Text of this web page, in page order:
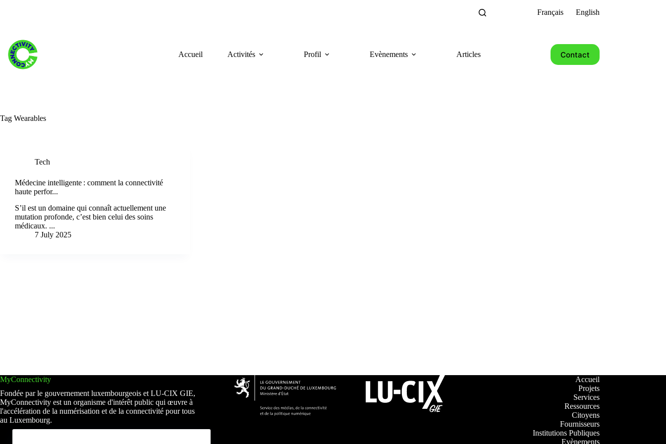
Français English
Accueil Activités Profil Evènements Articles Contact
Tag Wearables
Tech
Médecine intelligente : comment la connectivité
haute perfor...
S’il est un domaine qui connaît actuellement une
mutation profonde, c’est bien celui des soins
médicaux. ...
7 July 2025
MyConnectivity
Fondée par le gouvernement luxembourgeois et LU-CIX GIE,
MyConnectivity est un organisme d'intérêt public qui œuvre à
l'accélération de la numérisation et de la connectivité pour tous
au Luxembourg.
Accueil
Projets
Services
Ressources
Citoyens
Fournisseurs
Institutions Publiques
Evènements